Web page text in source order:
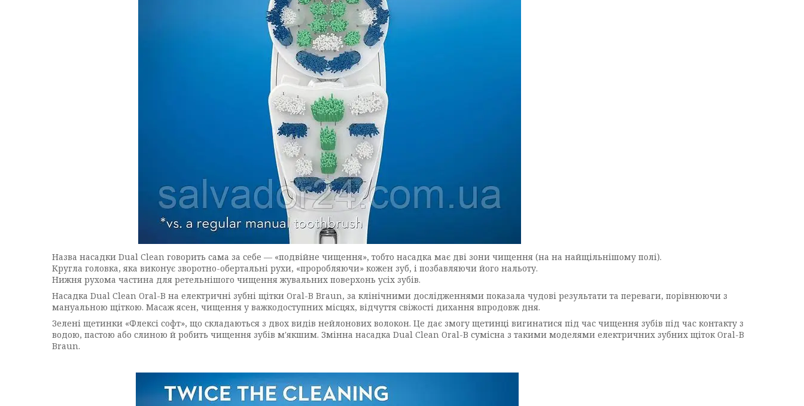
Назва насадки Dual Clean говорить сама за себе — «подвійне чищення», тобто насадка має дві зони чищення (на на найщільнішому полі).
Кругла головка, яка виконує зворотно-обертальні рухи, «проробляючи» кожен зуб, і позбавляючи його нальоту.
Нижня рухома частина для ретельнішого чищення жувальних поверхонь усіх зубів.
Насадка Dual Clean Oral-B на електричні зубні щітки Oral-B Braun, за клінічними дослідженнями показала чудові результати та переваги, порівнюючи з
мануальною щіткою. Масаж ясен, чищення у важкодоступних місцях, відчуття свіжості дихання впродовж дня.
Зелені щетинки «Флексі софт», що складаються з двох видів нейлонових волокон. Це дає змогу щетинці вигинатися під час чищення зубів під час контакту з
водою, пастою або слиною й робить чищення зубів м'якшим. Змінна насадка Dual Clean Oral-B сумісна з такими моделями електричних зубних щіток Oral-B
Braun.